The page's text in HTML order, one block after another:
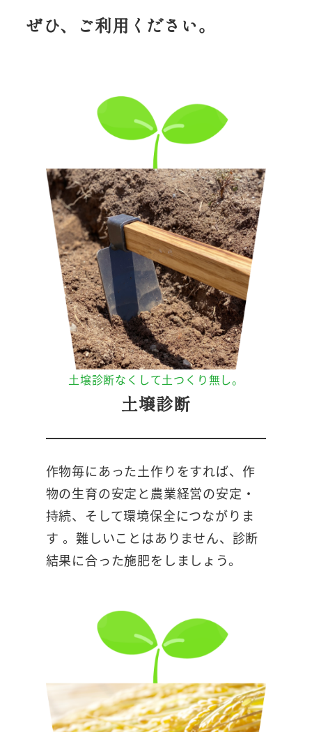
ぜひ、ご利用ください。
土壌診断なくして土つくり無し。
土壌診断
作物毎にあった土作りをすれば、作
物の生育の安定と農業経営の安定・
持続、そして環境保全につながりま
す 。難しいことはありません、診断
結果に合った施肥をしましょう。